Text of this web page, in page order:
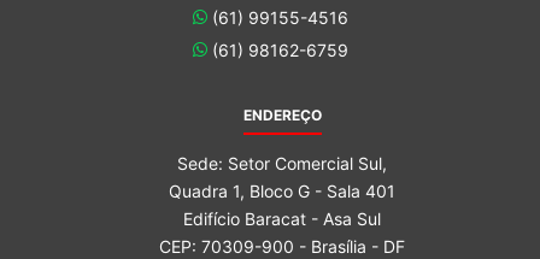
(61) 99155-4516
(61) 98162-6759
ENDEREÇO
Sede: Setor Comercial Sul,
Quadra 1, Bloco G - Sala 401
Edifício Baracat - Asa Sul
CEP: 70309-900 - Brasília - DF